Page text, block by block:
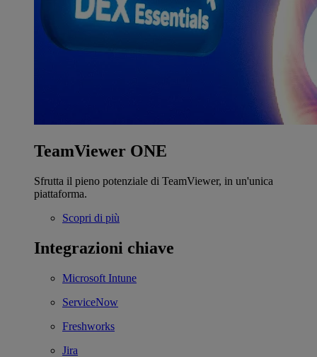
TeamViewer ONE
Sfrutta il pieno potenziale di TeamViewer, in un'unica
piattaforma.
Scopri di più
Integrazioni chiave
Microsoft Intune
ServiceNow
Freshworks
Jira